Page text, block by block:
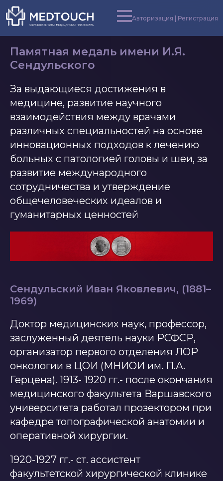
Авторизация | Регистрация
Памятная медаль имени И.Я.
Сендульского
За выдающиеся достижения в
медицине, развитие научного
взаимодействия между врачами
различных специальностей на основе
инновационных подходов к лечению
больных с патологией головы и шеи, за
развитие международного
сотрудничества и утверждение
общечеловеческих идеалов и
гуманитарных ценностей
Сендульский Иван Яковлевич, (1881–
1969)
Доктор медицинских наук, профессор,
заслуженный деятель науки РСФСР,
организатор первого отделения ЛОР
онкологии в ЦОИ (МНИОИ им. П.А.
Герцена). 1913- 1920 гг.- после окончания
медицинского факультета Варшавского
университета работал прозектором при
кафедре топографической анатомии и
оперативной хирургии.
1920-1927 гг.- ст. ассистент
факультетской хирургической клинике